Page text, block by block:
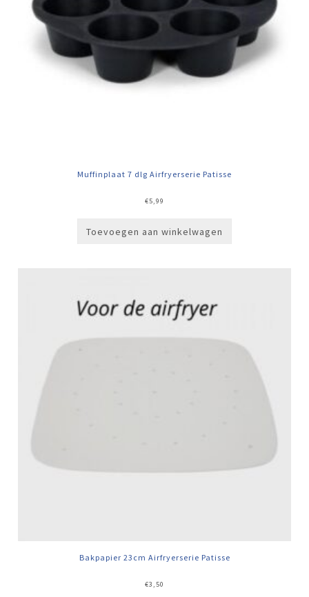
Muffinplaat 7 dlg Airfryerserie Patisse
€5,99
Toevoegen aan winkelwagen
Bakpapier 23cm Airfryerserie Patisse
€3,50